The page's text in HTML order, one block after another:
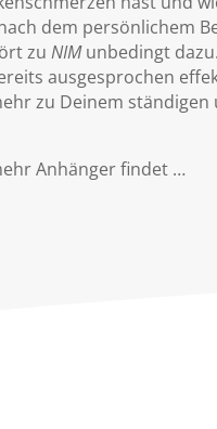
dem persönlichem
zuNIMunbedingt
ausgesprochen
zu Deinem
Anhänger findet …